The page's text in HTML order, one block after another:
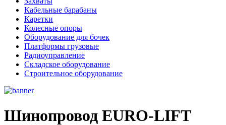
Кабельные барабаны
Каретки
Колесные опоры
Оборудование для бочек
Платформы грузовые
Радиоуправление
Складское оборудование
Строительное оборудование
Шинопровод EURO-LIFT